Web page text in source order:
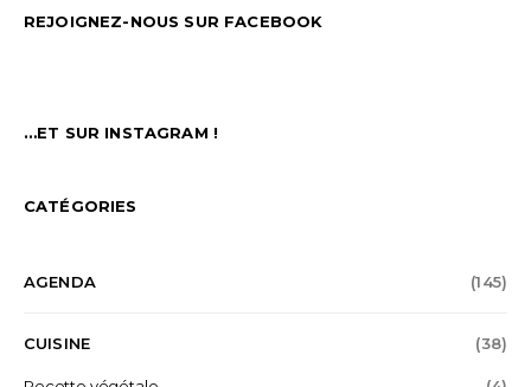
REJOIGNEZ-NOUS SUR FACEBOOK
…ET SUR INSTAGRAM !
CATÉGORIES
AGENDA (145)
CUISINE (38)